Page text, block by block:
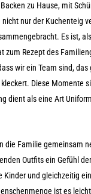
zu Hause, mit
nicht nur der Kuchenteig
Es ist,
zum Rezept des
wir ein Team sind,
Diese Momente
dient als eine Art
die Familie gemeinsam
Outfits ein Gefühl
Kinder und gleichzeitig
ist es